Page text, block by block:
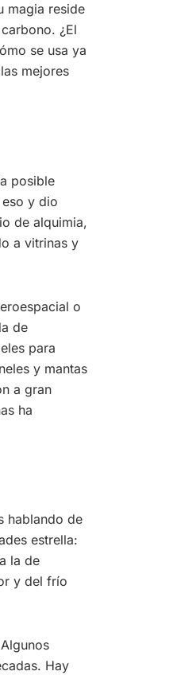
magia reside
¿El
se usa ya
mejores
posible
y dio
de alquimia,
a vitrinas y
o
de
para
y mantas
a gran
ha
hablando de
estrella:
la de
y del frío
Hay